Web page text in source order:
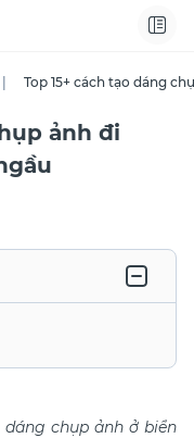
Top 15+ cách tạo dáng
ảnh đi
chụp ảnh ở biển